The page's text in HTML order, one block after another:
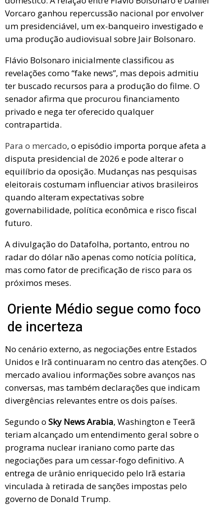
Vorcaro ganhou repercussão nacional por envolver
um presidenciável, um ex-banqueiro investigado e
uma produção audiovisual sobre Jair Bolsonaro.
Flávio Bolsonaro inicialmente classificou as
revelações como “fake news”, mas depois admitiu
ter buscado recursos para a produção do filme. O
senador afirma que procurou financiamento
privado e nega ter oferecido qualquer
contrapartida.
Para o mercado, o episódio importa porque afeta a
disputa presidencial de 2026 e pode alterar o
equilíbrio da oposição. Mudanças nas pesquisas
eleitorais costumam influenciar ativos brasileiros
quando alteram expectativas sobre
governabilidade, política econômica e risco fiscal
futuro.
A divulgação do Datafolha, portanto, entrou no
radar do dólar não apenas como notícia política,
mas como fator de precificação de risco para os
próximos meses.
Oriente Médio segue como foco
de incerteza
No cenário externo, as negociações entre Estados
Unidos e Irã continuaram no centro das atenções. O
mercado avaliou informações sobre avanços nas
conversas, mas também declarações que indicam
divergências relevantes entre os dois países.
Segundo o Sky News Arabia, Washington e Teerã
teriam alcançado um entendimento geral sobre o
programa nuclear iraniano como parte das
negociações para um cessar-fogo definitivo. A
entrega de urânio enriquecido pelo Irã estaria
vinculada à retirada de sanções impostas pelo
governo de Donald Trump.